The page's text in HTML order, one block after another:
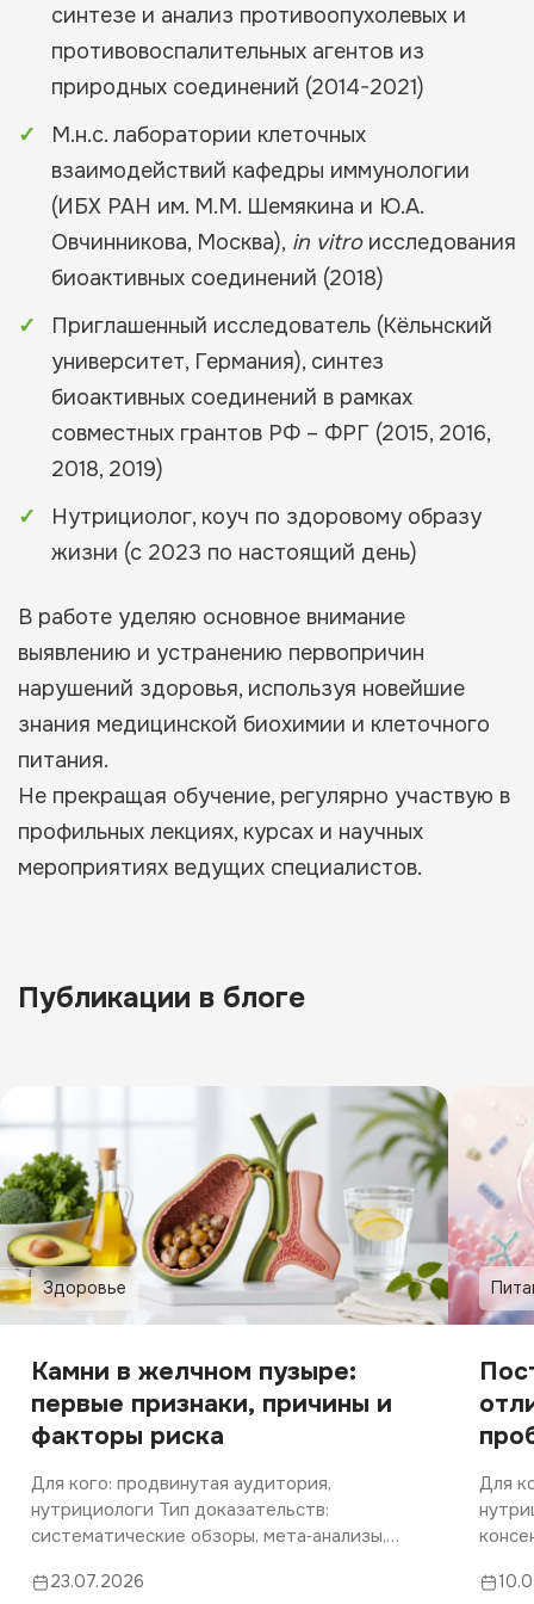
синтезе и анализ противоопухолевых и
противовоспалительных агентов из
природных соединений (2014-2021)
М.н.с. лаборатории клеточных
взаимодействий кафедры иммунологии
(ИБХ РАН им. М.М. Шемякина и Ю.А.
Овчинникова, Москва), in vitroисследования
биоактивных соединений (2018)
Приглашенный исследователь (Кёльнский
университет, Германия), синтез
биоактивных соединений в рамках
совместных грантов РФ – ФРГ (2015, 2016,
2018, 2019)
Нутрициолог, коуч по здоровому образу
жизни (с 2023 по настоящий день)
В работе уделяю основное внимание
выявлению и устранению первопричин
нарушений здоровья, используя новейшие
знания медицинской биохимии и клеточного
питания.
Не прекращая обучение, регулярно участвую в
профильных лекциях, курсах и научных
мероприятиях ведущих специалистов.
Публикации в блоге
Здоровье
Камни в желчном пузыре:
первые признаки, причины и
факторы риска
Для кого: продвинутая аудитория,
нутрициологи Тип доказательств:
систематические обзоры, мета‑анализы,
руководства профильных обществ и
23.07.2026
Для